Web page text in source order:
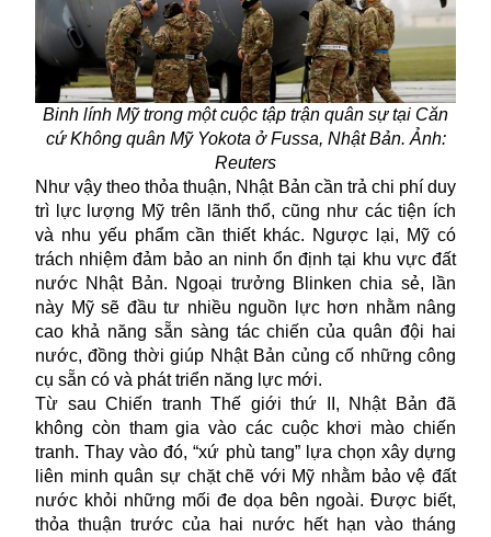
Binh lính Mỹ trong một cuộc tập trận quân sự tại Căn
cứ Không quân Mỹ Yokota ở Fussa, Nhật Bản. Ảnh:
Reuters
Như vậy theo thỏa thuận, Nhật Bản cần trả chi phí duy
trì lực lượng Mỹ trên lãnh thổ, cũng như các tiện ích
và nhu yếu phẩm cần thiết khác. Ngược lại, Mỹ có
trách nhiệm đảm bảo an ninh ổn định tại khu vực đất
nước Nhật Bản. Ngoại trưởng Blinken chia sẻ, lần
này Mỹ sẽ đầu tư nhiều nguồn lực hơn nhằm nâng
cao khả năng sẵn sàng tác chiến của quân đội hai
nước, đồng thời giúp Nhật Bản củng cố những công
cụ sẵn có và phát triển năng lực mới.
Từ sau Chiến tranh Thế giới thứ II, Nhật Bản đã
không còn tham gia vào các cuộc khơi mào chiến
tranh. Thay vào đó, “xứ phù tang” lựa chọn xây dựng
liên minh quân sự chặt chẽ với Mỹ nhằm bảo vệ đất
nước khỏi những mối đe dọa bên ngoài. Được biết,
thỏa thuận trước của hai nước hết hạn vào tháng